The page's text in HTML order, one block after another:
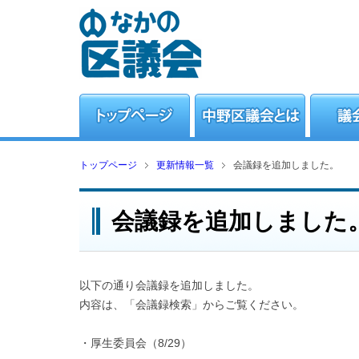
トップページ 更新情報一覧 会議録を追加しました。
会議録を追加しました
以下の通り会議録を追加しました。
内容は、「会議録検索」からご覧ください。
・厚生委員会（8/29）